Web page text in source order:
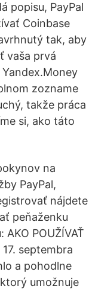
popisu, PayPal
Coinbase
tak, aby
vaša prvá
zozname
takže práca
si, ako táto
na
PayPal,
nájdete
peňaženku
POUŽÍVAŤ
septembra
a pohodlne
umožnuje